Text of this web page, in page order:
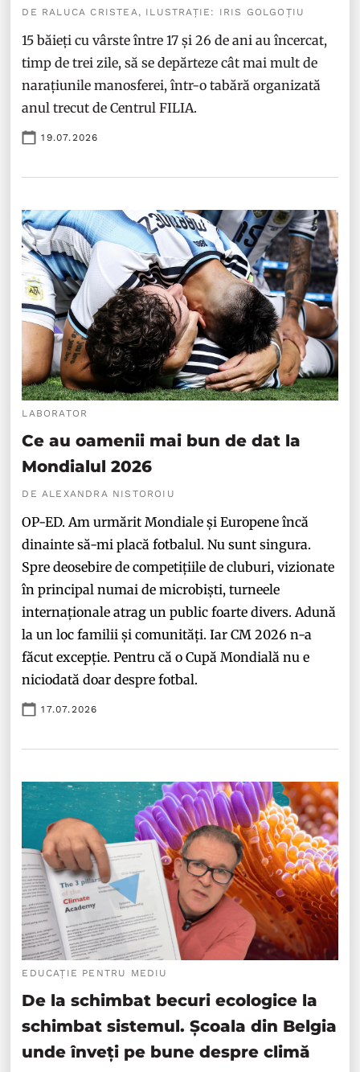
DE RALUCA CRISTEA, ILUSTRAȚIE: IRIS GOLGOȚIU
15 băieți cu vârste între 17 și 26 de ani au încercat,
timp de trei zile, să se depărteze cât mai mult de
narațiunile manosferei, într-o tabără organizată
anul trecut de Centrul FILIA.
19.07.2026
LABORATOR
Ce au oamenii mai bun de dat la
Mondialul 2026
DE ALEXANDRA NISTOROIU
OP-ED. Am urmărit Mondiale și Europene încă
dinainte să-mi placă fotbalul. Nu sunt singura.
Spre deosebire de competițiile de cluburi, vizionate
în principal numai de microbiști, turneele
internaționale atrag un public foarte divers. Adună
la un loc familii și comunități. Iar CM 2026 n-a
făcut excepție. Pentru că o Cupă Mondială nu e
niciodată doar despre fotbal.
17.07.2026
EDUCAȚIE PENTRU MEDIU
De la schimbat becuri ecologice la
schimbat sistemul. Școala din Belgia
unde înveți pe bune despre climă